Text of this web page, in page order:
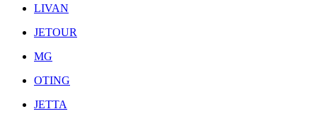
LIVAN
JETOUR
MG
OTING
JETTA